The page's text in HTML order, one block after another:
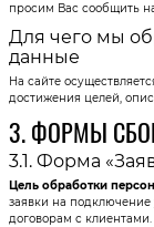
просим Вас сообщить
Для чего мы
данные
На сайте
достижения целей,
3. ФОРМЫ
3.1. Форма
Цель обработки
заявки на подключение
договорам с клиентами.